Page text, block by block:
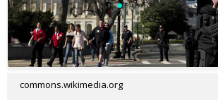
commons.wikimedia.org